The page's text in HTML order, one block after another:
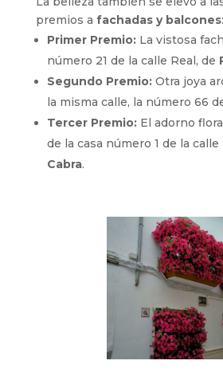
premios a fachadas y balcones:
Primer Premio:La vistosa
número 21 de la calle Real, de
Segundo Premio:Otra joya
la misma calle, la número 66
Tercer Premio:El adorno
de la casa número 1 de la calle
Cabra.